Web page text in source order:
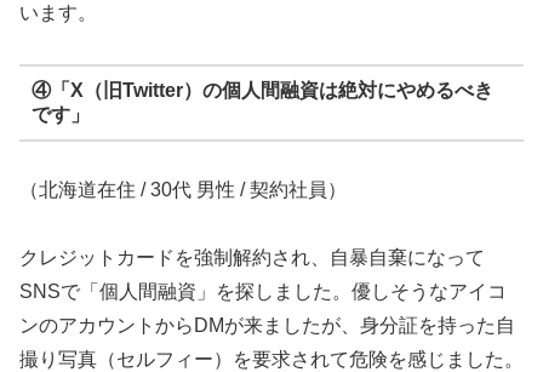
います。
④「X（旧Twitter）の個人間融資は絶対にやめるべき
です」
（北海道在住 / 30代 男性 / 契約社員）
クレジットカードを強制解約され、自暴自棄になって
SNSで「個人間融資」を探しました。優しそうなアイコ
ンのアカウントからDMが来ましたが、身分証を持った自
撮り写真（セルフィー）を要求されて危険を感じました。